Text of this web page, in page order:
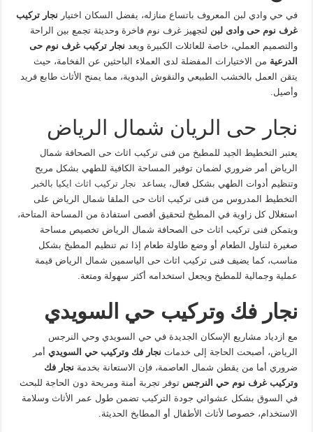
في حي وادي لبن المعروف باتساع منازله، يفضل السكان اختيار نجار تركيب
غرف نوم حى وادى لبن لتجهيز غرف نوم فاخرة وحديثة تجمع بين الراحة
والتصميم العملي، خاصة للعائلات الكبيرة ويعد نجار تركيب غرف نوم حى
الدرعية من الاختيارات المفضلة لدى العملاء الباحثين عن الفخامة، حيث
يتقن العمل بالخشب الطبيعي والنقوش اليدوية، مما يمنح الأثاث طابع فريد
وأصيل.
نجار حى الريان شمال الرياض
يعتبر التخطيط الجيد للمطبخ من فنى تركيب اثاث حى الصحافة شمال
الرياض أمر ضروري لضمان توفير المساحة الكافية للطهي بشكل مريح
وتنظيم أدوات الطهي بشكل فعال، يساعد نجار تركيب اثاث ايكيا بالخبر
التخطيط المدروس من فنى تركيب اثاث حى الملقا شمال الرياض على
استغلال كل زاوية في المطبخ لتحقيق أقصى استفادة من المساحة المتاحة،
ويتمكن فنى تركيب اثاث حى الصحافة شمال الرياض تخصيص مساحة
صغيرة لتناول الطعام أو وضع طاولة طعام إذا تم تنظيم المطبخ بشكل
مناسب، كما يضيف فنى تركيب اثاث حى الياسمين شمال الرياض قيمة
عملية وجمالية للمطبخ ويجعل استخدامه أكثر سهولة ومتعة.
نجار فك وتركيب حي السويدي
مع ازدياد مشاريع الإسكان الجديدة في حي السويدي وحي النرجس
الرياض، أصبحت الحاجة إلى خدمات نجار فك وتركيب حي السويدي أمر
ضروري أما من يقطن شمال العاصمة، فإن الاستعانة بخدمة نجار فك
وتركيب غرف نوم حي النرجس توفر تجربة أمنة ومريحة دون الحاجة للبحث
في السوق بشكل عشوائي جودة التركيب تضمن طول عمر الأثاث وسلامة
الاستخدام، خصوصا لأثاث الأطفال أو المطابخ الحديثة.